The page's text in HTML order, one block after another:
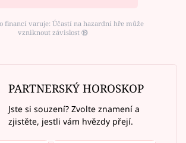
financí varuje: Účastí na hazardní hře může
vzniknout závislost ⑱
PARTNERSKÝ HOROSKOP
Jste si souzení? Zvolte znamení a
zjistěte, jestli vám hvězdy přejí.